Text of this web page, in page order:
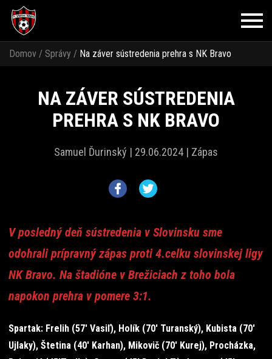
Domov / Správy / Na záver sústredenia prehra s NK Bravo
NA ZÁVER SÚSTREDENIA
PREHRA S NK BRAVO
Samuel Ďurinský | 29.06.2024 | Zápas
V posledný deň sústredenia v Slovinsku sme
odohrali prípravný zápas proti 4.celku slovinskej ligy
NK Bravo. Na štadióne v Brežiciach z toho bola
napokon prehra v pomere 3:1.
Spartak: Frelih (57′ Vasiľ), Holík (70′ Turanský), Kubista (70′
Ujlaky), Štetina (40′ Karhan), Mikovič (70′ Kurej), Procházka,